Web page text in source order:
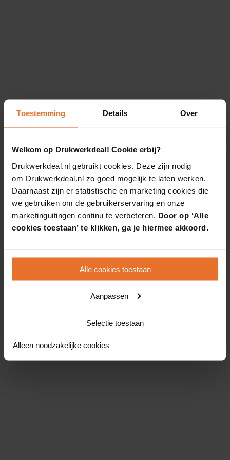
Toestemming Details Over
Welkom op Drukwerkdeal! Cookie erbij?
Drukwerkdeal.nl gebruikt cookies. Deze zijn nodig
om Drukwerkdeal.nl zo goed mogelijk te laten werken.
Daarnaast zijn er statistische en marketing cookies die
we gebruiken om de gebruikerservaring en onze
marketinguitingen continu te verbeteren. Door op ‘Alle
cookies toestaan’ te klikken, ga je hiermee akkoord.
Alle cookies toestaan
Aanpassen
Selectie toestaan
Alleen noodzakelijke cookies